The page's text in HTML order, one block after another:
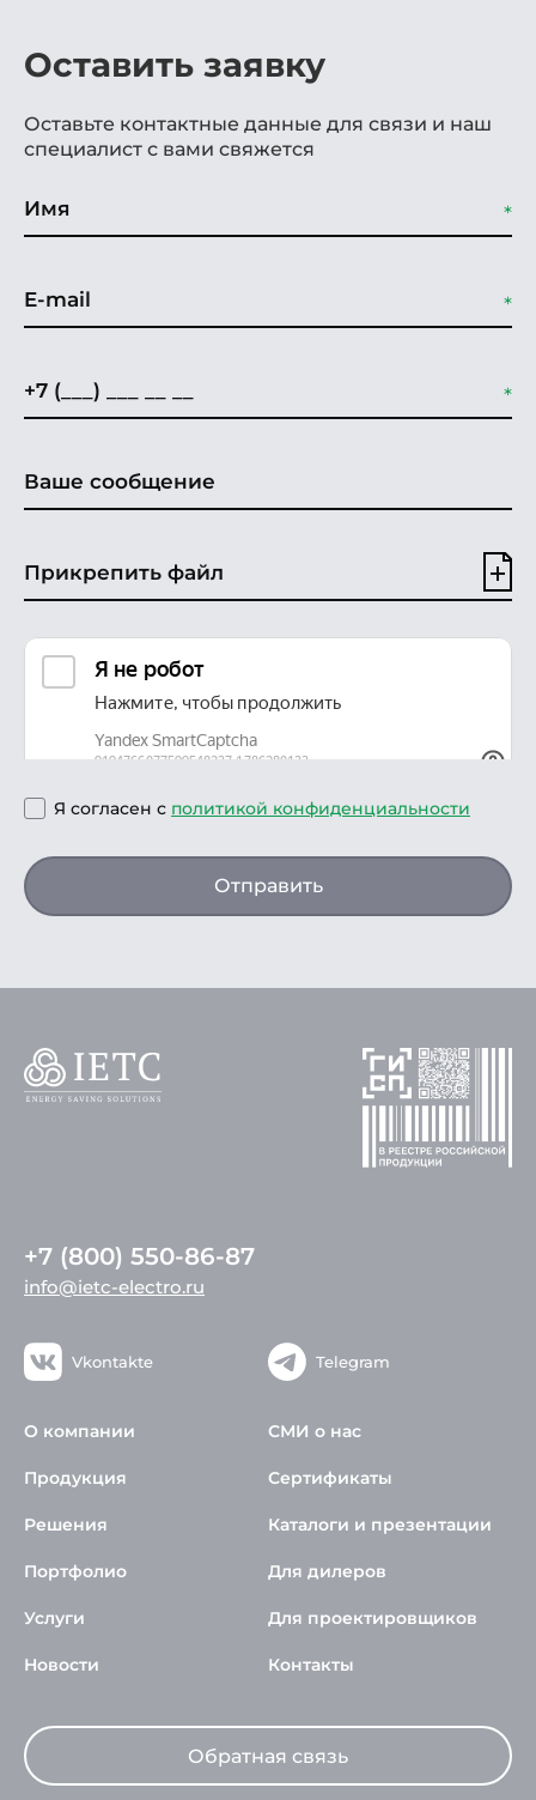
Оставить заявку
Оставьте контактные данные для связи и наш
специалист с вами свяжется
Прикрепить файл
Я согласен с политикой конфиденциальности
Отправить
+7 (800) 550-86-87
info@ietc-electro.ru
Vkontakte Telegram
О компании
Продукция
Решения
Портфолио
Услуги
Новости
СМИ о нас
Сертификаты
Каталоги и презентации
Для дилеров
Для проектировщиков
Контакты
Обратная связь